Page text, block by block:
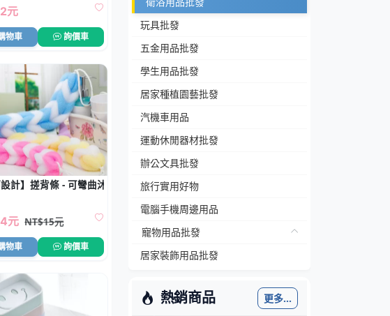
玩具批發
五金用品批發
學生用品批發
居家種植園藝批發
汽機車用品
運動休閒器材批發
辦公文具批發
旅行實用好物
電腦手機周邊用品
寵物用品批發
居家裝飾用品批發
熱銷商品 更多...
元
物車 詢價車
貼門後掛勾
設計】搓背條 - 可彎曲沐浴按摩器
元 NT$15元
物車 詢價車